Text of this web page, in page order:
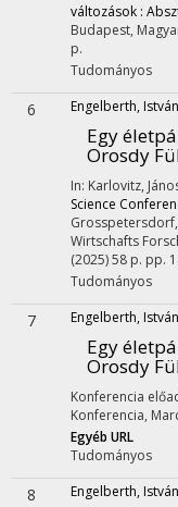
változások :
Budapest,
p.
Tudományos
6 Engelberth, István
Egy
Orosdy
In: Karlovitz,
Science
Wirtschafts
(2025)58 p. pp.
Tudományos
7 Engelberth, István
Egy
Orosdy
Konferencia
Konferencia,
Egyéb URL
Tudományos
8 Engelberth, István